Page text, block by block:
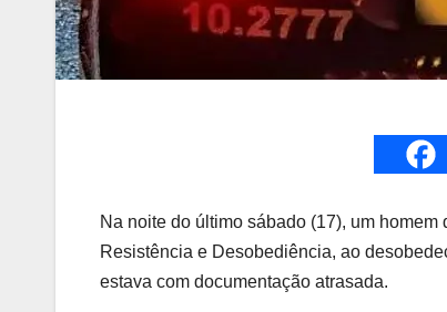
Na noite do último sábado (17), um
Resistência e Desobediência, ao
estava com documentação atrasada.